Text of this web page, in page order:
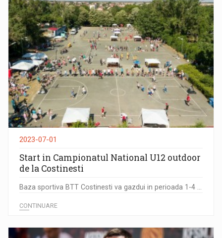
2023-07-01
Start in Campionatul National U12 outdoor
de la Costinesti
Baza sportiva BTT Costinesti va gazdui in perioada 1-4 ...
CONTINUARE